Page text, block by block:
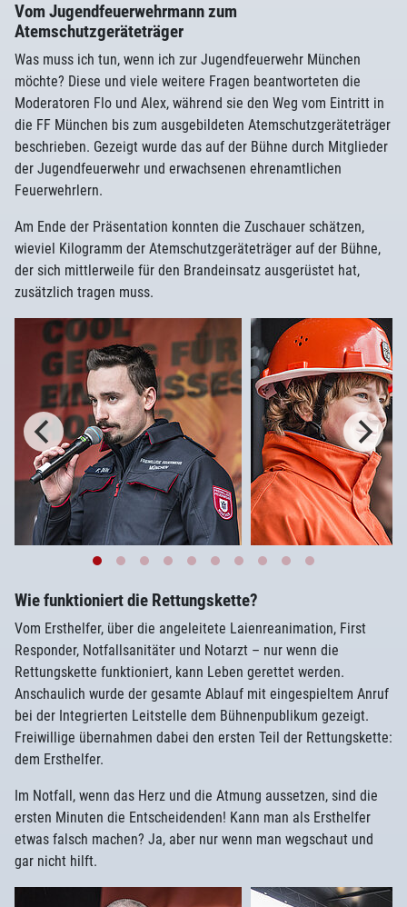
Vom Jugendfeuerwehrmann zum
Atemschutzgeräteträger
Was muss ich tun, wenn ich zur Jugendfeuerwehr München
möchte? Diese und viele weitere Fragen beantworteten die
Moderatoren Flo und Alex, während sie den Weg vom Eintritt in
die FF München bis zum ausgebildeten Atemschutzgeräteträger
beschrieben. Gezeigt wurde das auf der Bühne durch Mitglieder
der Jugendfeuerwehr und erwachsenen ehrenamtlichen
Feuerwehrlern.
Am Ende der Präsentation konnten die Zuschauer schätzen,
wieviel Kilogramm der Atemschutzgeräteträger auf der Bühne,
der sich mittlerweile für den Brandeinsatz ausgerüstet hat,
zusätzlich tragen muss.
Wie funktioniert die Rettungskette?
Vom Ersthelfer, über die angeleitete Laienreanimation, First
Responder, Notfallsanitäter und Notarzt – nur wenn die
Rettungskette funktioniert, kann Leben gerettet werden.
Anschaulich wurde der gesamte Ablauf mit eingespieltem Anruf
bei der Integrierten Leitstelle dem Bühnenpublikum gezeigt.
Freiwillige übernahmen dabei den ersten Teil der Rettungskette:
dem Ersthelfer.
Im Notfall, wenn das Herz und die Atmung aussetzen, sind die
ersten Minuten die Entscheidenden! Kann man als Ersthelfer
etwas falsch machen? Ja, aber nur wenn man wegschaut und
gar nicht hilft.